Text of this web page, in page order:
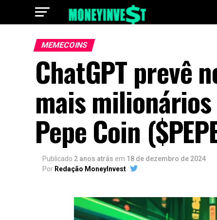
MEMECOINS
ChatGPT prevê
mais
Pepe Coin
Publicado 2 anos atrás em 18 de dezembro de 2024
Por Redação MoneyInvest